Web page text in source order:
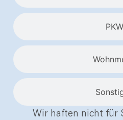
PKW
Wir haften nicht für